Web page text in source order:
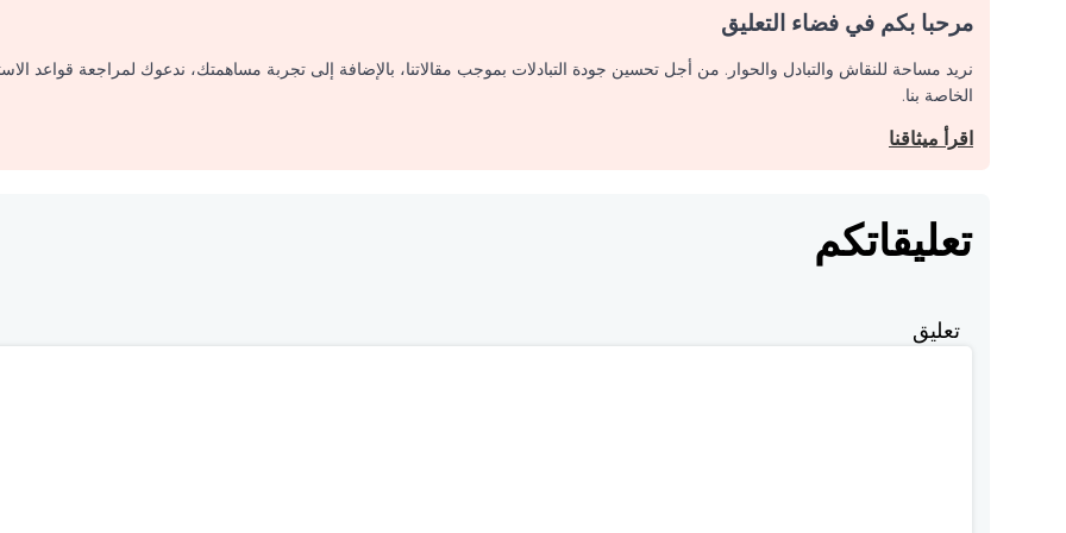
مرحبا بكم في فضاء التعليق
نريد مساحة للنقاش والتبادل والحوار. من أجل تحسين جودة التبادلات بموجب مقالاتنا، بالإضافة إلى تجربة مساهمتك، ندعوك لمراجعة قواعد
الخاصة بنا.
اقرأ ميثاقنا
تعليقاتكم
تعليق